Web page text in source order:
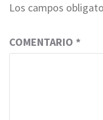
Los campos
COMENTARIO *